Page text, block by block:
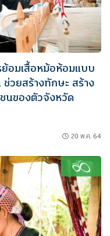
อมเสื้อหม้อห้อมแบบ
วยสร้างทักษะ สร้าง
นของตัวจังหวัด
20 พ.ค. 64